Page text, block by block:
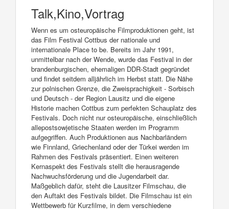
Talk,Kino,Vortrag
Wenn es um osteuropäische Filmproduktionen geht, ist
das Film Festival Cottbus der nationale und
internationale Place to be. Bereits im Jahr 1991,
unmittelbar nach der Wende, wurde das Festival in der
brandenburgischen, ehemaligen DDR-Stadt gegründet
und findet seitdem alljährlich im Herbst statt. Die Nähe
zur polnischen Grenze, die Zweisprachigkeit - Sorbisch
und Deutsch - der Region Lausitz und die eigene
Historie machen Cottbus zum perfekten Schauplatz des
Festivals. Doch nicht nur osteuropäische, einschließlich
allepostsowjetische Staaten werden im Programm
aufgegriffen. Auch Produktionen aus Nachbarländern
wie Finnland, Griechenland oder der Türkei werden im
Rahmen des Festivals präsentiert. Einen weiteren
Kernaspekt des Festivals stellt die herausragende
Nachwuchsförderung und die Jugendarbeit dar.
Maßgeblich dafür, steht die Lausitzer Filmschau, die
den Auftakt des Festivals bildet. Die Filmschau ist ein
Wettbewerb für Kurzfilme, in dem verschiedene